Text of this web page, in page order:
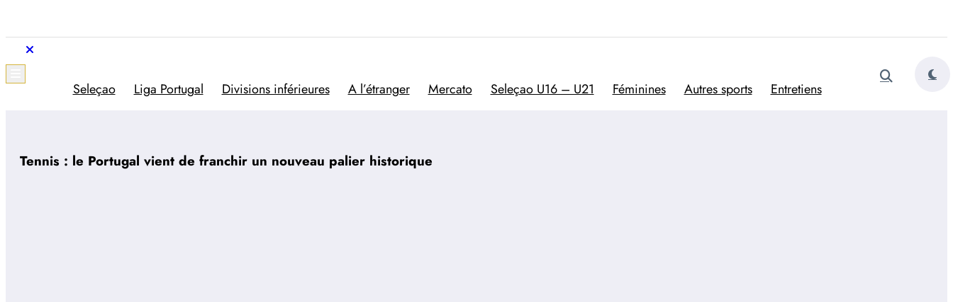
contenu
Trivela
L'actualité du football portugais
Seleçao Liga Portugal Divisions inférieures A l’étranger Mercato Seleçao U16 – U21 Féminines Autres sports Entretiens
Tennis : le Portugal vient de franchir un nouveau palier historique